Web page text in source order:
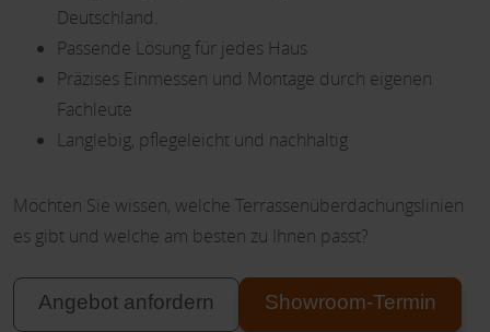
Deutschland.
Passende Lösung für jedes Haus
Präzises Einmessen und Montage durch eigenen
Fachleute
Langlebig, pflegeleicht und nachhaltig
Möchten Sie wissen, welche Terrassenüberdachungslinien
es gibt und welche am besten zu Ihnen passt?
Angebot anfordern Showroom-Termin